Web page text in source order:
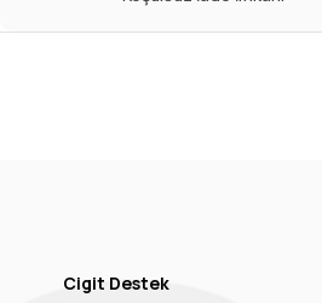
Cigit Destek